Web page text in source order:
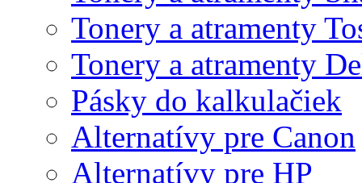
Tonery a atramenty
Tonery a atramenty
Pásky do kalkulačiek
Alternatívy pre Canon
Alternatívy pre HP